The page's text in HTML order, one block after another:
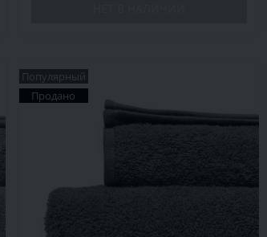
Популярный
Продано